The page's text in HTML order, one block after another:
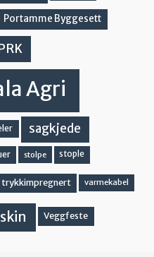
Portamme Byggesett
Agri
sagkjede
stolpe stople
trykkimpregnert varmekabel
Veggfeste